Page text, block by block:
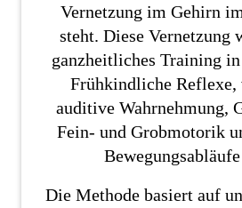
Vernetzung im Gehirn
steht. Diese Vernetzung
ganzheitliches Training
Frühkindliche Reflexe,
auditive Wahrnehmung,
Fein- und Grobmotorik
Die Methode basiert auf